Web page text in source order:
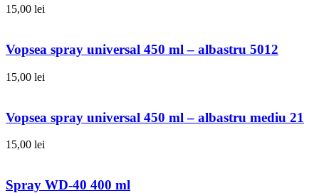
15,00 lei
Vopsea spray universal 450 ml – albastru 5012
15,00 lei
Vopsea spray universal 450 ml – albastru mediu 21
15,00 lei
Spray WD-40 400 ml